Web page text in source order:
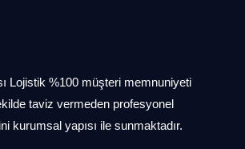
Lojistik %100 müşteri memnuniyeti
taviz vermeden profesyonel
kurumsal yapısı ile sunmaktadır.